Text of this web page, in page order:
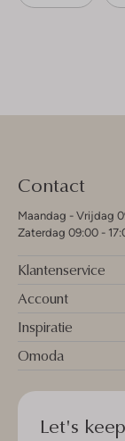
Contact
Maandag - Vrijdag
Zaterdag 09:00 -
Klantenservice
Account
Inspiratie
Omoda
Let's